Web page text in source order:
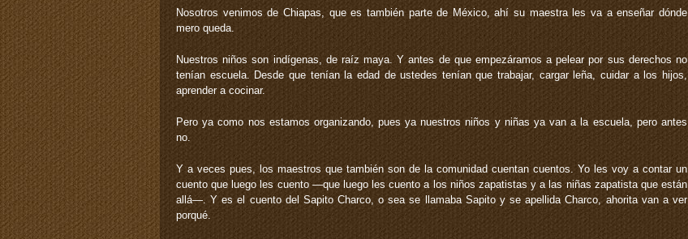
Nosotros venimos de Chiapas, que es también parte de México, ahí su maestra les va a enseñar dónde
mero queda.
Nuestros niños son indígenas, de raíz maya. Y antes de que empezáramos a pelear por sus derechos no
tenían escuela. Desde que tenían la edad de ustedes tenían que trabajar, cargar leña, cuidar a los hijos,
aprender a cocinar.
Pero ya como nos estamos organizando, pues ya nuestros niños y niñas ya van a la escuela, pero antes
no.
Y a veces pues, los maestros que también son de la comunidad cuentan cuentos. Yo les voy a contar un
cuento que luego les cuento —que luego les cuento a los niños zapatistas y a las niñas zapatista que están
allá—. Y es el cuento del Sapito Charco, o sea se llamaba Sapito y se apellida Charco, ahorita van a ver
porqué.